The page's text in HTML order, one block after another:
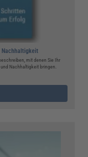
Nachhaltigkeit
mit denen Sie Ihr
Nachhaltigkeit bringen.